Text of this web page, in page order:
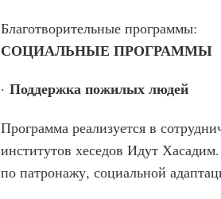
Благотворительные программы:
СОЦИАЛЬНЫЕ ПРОГРАММЫ
· Поддержка пожилых людей
Программа реализуется в
институтов хеседов Идут
по патронажу, социальной